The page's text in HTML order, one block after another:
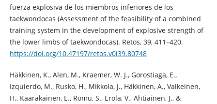
fuerza explosiva de los miembros inferiores de los
taekwondocas (Assessment of the feasibility of a combined
training system in the development of explosive strength of
the lower limbs of taekwondocas). Retos, 39, 411–420.
https://doi.org/10.47197/retos.v0i39.80748
Häkkinen, K., Alen, M., Kraemer, W. J., Gorostiaga, E.,
Izquierdo, M., Rusko, H., Mikkola, J., Häkkinen, A., Valkeinen,
H., Kaarakainen, E., Romu, S., Erola, V., Ahtiainen, J., &